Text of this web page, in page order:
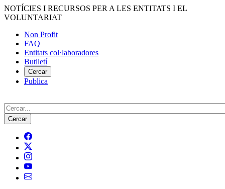
Vés
al
NOTÍCIES I RECURSOS PER A LES ENTITATS I EL
VOLUNTARIAT
Menú
del
compte
d'usuari
Non Profit
FAQ
Entitats col·laboradores
Butlletí
Cercar
Publica
Cerca